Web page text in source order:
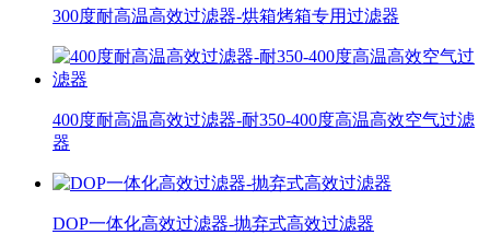
300度耐高温高效过滤器-烘箱烤箱专用过滤器
400度耐高温高效过滤器-耐350-400度高温高效空气过滤
器
DOP一体化高效过滤器-抛弃式高效过滤器